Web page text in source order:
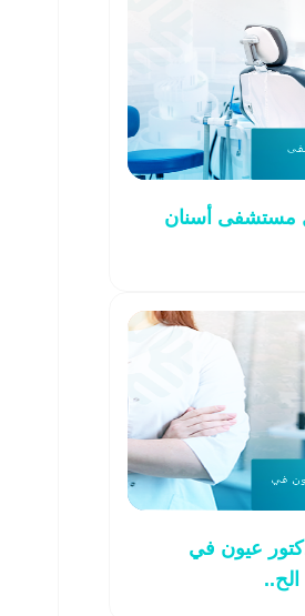
مستشفى أسنان
عيون في